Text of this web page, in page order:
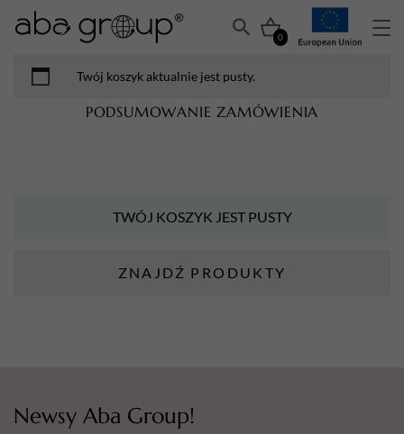
0
Twój koszyk aktualnie jest pusty.
PODSUMOWANIE ZAMÓWIENIA
TWÓJ KOSZYK JEST PUSTY
ZNAJDŹ PRODUKTY
Newsy Aba Group!